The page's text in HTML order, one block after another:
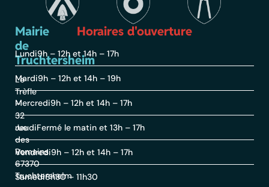
Mairie
de
Truchtersheim
Le
Trèfle
–
32
rue
des
Romains
67370
Truchtersheim
Horaires d'ouverture
Lundi9h – 12h et 14h – 17h
Mardi9h – 12h et 14h – 19h
Mercredi9h – 12h et 14h – 17h
JeudiFermé le matin et 13h – 17h
Vendredi9h – 12h et 14h – 17h
Samedi8h30 – 11h30